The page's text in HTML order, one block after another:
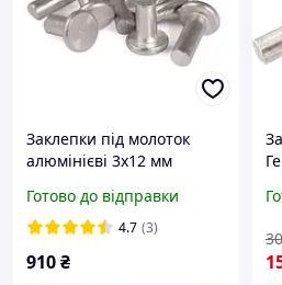
Заклепки під молоток
алюмінієві 3х12 мм
Готово до відправки
4.7 (3)
910₴